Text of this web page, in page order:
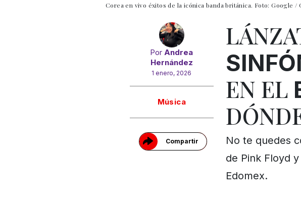
Corea en vivo éxitos de la icónica banda británica. Foto: Google /
PorAndrea
Hernández
1 enero, 2026
Música
Compartir
EN EL
No te quedes
de Pink Floyd
Edomex.